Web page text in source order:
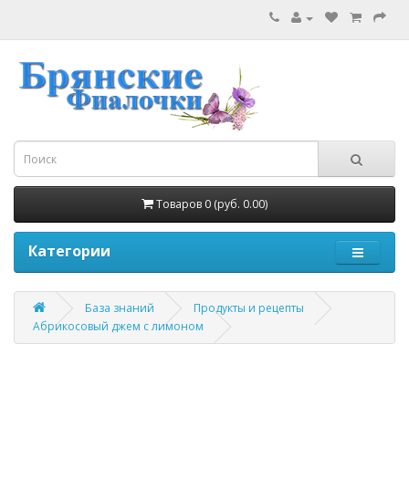
Товаров 0 (руб. 0.00)
Категории
База знаний
Продукты и рецепты
Абрикосовый джем с лимоном